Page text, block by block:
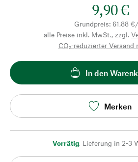
9,90 €
Grundpreis: 61,88
alle Preise inkl. MwSt., zzgl.
CO₂-reduzierter Versand
In den
Merken
Vorrätig, Lieferung in 2-3